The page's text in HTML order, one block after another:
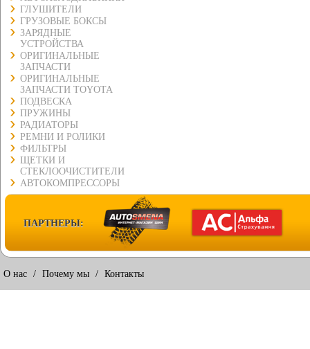
ГЛУШИТЕЛИ
ГРУЗОВЫЕ БОКСЫ
ЗАРЯДНЫЕ
УСТРОЙСТВА
ОРИГИНАЛЬНЫЕ
ЗАПЧАСТИ
ОРИГИНАЛЬНЫЕ
ЗАПЧАСТИ TOYOTA
ПОДВЕСКА
ПРУЖИНЫ
РАДИАТОРЫ
РЕМНИ И РОЛИКИ
ФИЛЬТРЫ
ЩЕТКИ И
СТЕКЛООЧИСТИТЕЛИ
АВТОКОМПРЕССОРЫ
ПАРТНЕРЫ:
О нас / Почему мы / Контакты